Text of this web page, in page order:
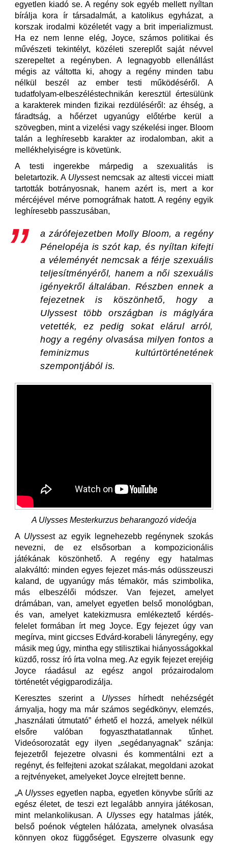
egyetlen kiadó se. A regény sok egyéb mellett nyíltan
bírálja kora ír társadalmát, a katolikus egyházat, a
korszak irodalmi közéletét vagy a brit imperializmust.
Ha ez nem lenne elég, Joyce, számos politikai és
művészeti tekintélyt, közéleti szereplőt saját névvel
szerepeltet a regényben. A legnagyobb ellenállást
mégis az váltotta ki, ahogy a regény minden tabu
nélkül beszél az ember testi működéséről. A
tudatfolyam-elbeszéléstechnikán keresztül értesülünk
a karakterek minden fizikai rezdüléséről: az éhség, a
fáradtság, a hőérzet ugyanúgy előtérbe kerül a
szövegben, mint a vizelési vagy székelési inger. Bloom
talán a leghíresebb karakter az irodalomban, akit a
mellékhelyiségre is követünk.
A testi ingerekbe márpedig a szexualitás is
beletartozik. A Ulyssest nemcsak az altesti viccei miatt
tartották botrányosnak, hanem azért is, mert a kor
mércéjével mérve pornográfnak hatott. A regény egyik
leghíresebb passzusában,
a zárófejezetben Molly Bloom, a regény
Pénelopéja is szót kap, és nyíltan kifejti
a véleményét nemcsak a férje szexuális
teljesítményéről, hanem a női szexuális
igényekről általában. Részben ennek a
fejezetnek is köszönhető, hogy a
Ulyssest több országban is máglyára
vetették, ez pedig sokat elárul arról,
hogy a regény olvasása milyen fontos a
feminizmus kultúrtörténetének
szempontjából is.
A Ulysses Mesterkurzus beharangozó videója
A Ulyssest az egyik legnehezebb regénynek szokás
nevezni, de ez elsősorban a kompozicionális
játékának köszönhető. A regény egy hatalmas
alakváltó: minden egyes fejezet más-más odüsszeuszi
kaland, de ugyanúgy más témakör, más szimbolika,
más elbeszélői módszer. Van fejezet, amelyet
drámában, van, amelyet egyetlen belső monológban,
és van, amelyet katekizmusra emlékeztető kérdés-
felelet formában írt meg Joyce. Egy fejezet úgy van
megírva, mint giccses Edvárd-korabeli lányregény, egy
másik meg úgy, mintha egy stilisztikai hiányosságokkal
küzdő, rossz író írta volna meg. Az egyik fejezet erejéig
Joyce ráadásul az egész angol prózairodalom
történetét végigparodizálja.
Keresztes szerint a Ulysses hírhedt nehézségét
árnyalja, hogy ma már számos segédkönyv, elemzés,
„használati útmutató” érhető el hozzá, amelyek nélkül
elsőre valóban fogyaszthatatlannak tűnhet.
Videósorozatát egy ilyen „segédanyagnak” szánja:
fejezetről fejezetre olvasni és kommentálni ezt a
regényt, és felfejteni azokat szálakat, megoldani azokat
a rejtvényeket, amelyeket Joyce elrejtett benne.
„A Ulysses egyetlen napba, egyetlen könyvbe sűríti az
egész életet, de teszi ezt legalább annyira játékosan,
mint melankolikusan. A Ulyssesegy hatalmas játék,
belső poénok végtelen hálózata, amelynek olvasása
könnyen okoz függőséget. Egyszerre olvasunk egy